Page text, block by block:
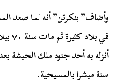
وأضاف” بنكرتن” أنه لما صعد
في
أنزله به أحد جنود ملك
سنة مبشرا بالمسيحية.